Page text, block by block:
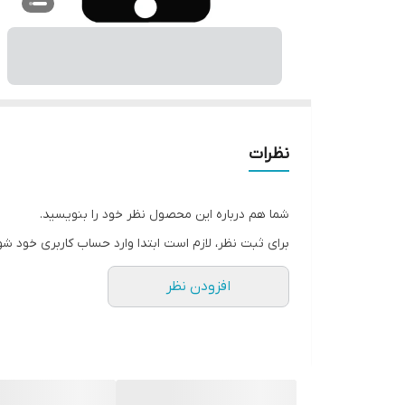
نظرات
شما هم درباره این محصول نظر خود را بنویسید.
برای ثبت نظر، لازم است ابتدا وارد حساب کاربری خود
افزودن نظر